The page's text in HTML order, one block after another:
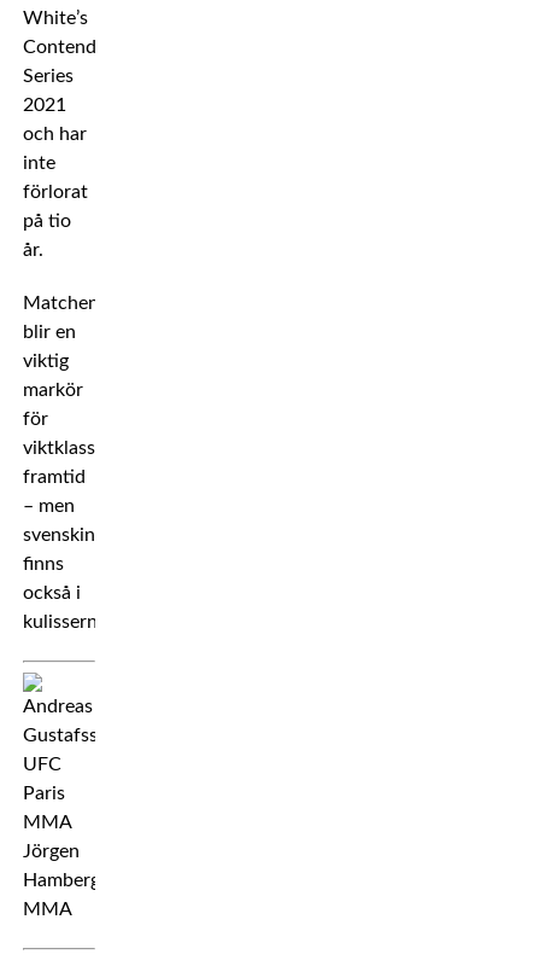
White’s
Contender
Series
2021
och har
inte
förlorat
på tio
år.
Matchen
blir en
viktig
markör
för
viktklassens
framtid
– men
svenskintresset
finns
också i
kulisserna.